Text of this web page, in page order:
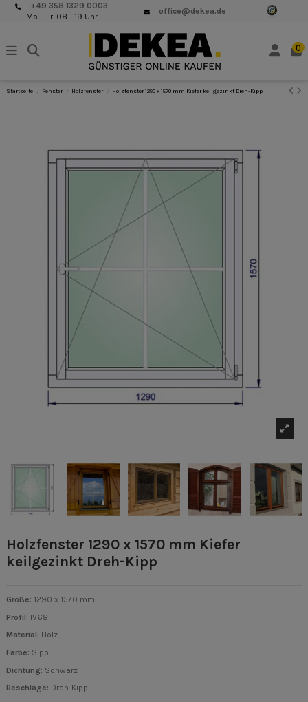
+49 358 1329 0003
Mo. - Fr. 08 - 19 Uhr
office@dekea.de
0
Startseite Fenster Holzfenster Holzfenster 1290 x 1570 mm Kiefer keilgezinkt Dreh-Kipp
Holzfenster 1290 x 1570 mm Kiefer
keilgezinkt Dreh-Kipp
Größe: 1290 x 1570 mm
Profil: IV68
Material: Holz
Farbe: Sipo
Dichtung: Schwarz
Beschläge: Dreh-Kipp